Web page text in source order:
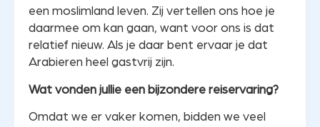
een moslimland leven. Zij vertellen ons hoe je
daarmee om kan gaan, want voor ons is dat
relatief nieuw. Als je daar bent ervaar je dat
Arabieren heel gastvrij zijn.
Wat vonden jullie een bijzondere reiservaring?
Omdat we er vaker komen, bidden we veel